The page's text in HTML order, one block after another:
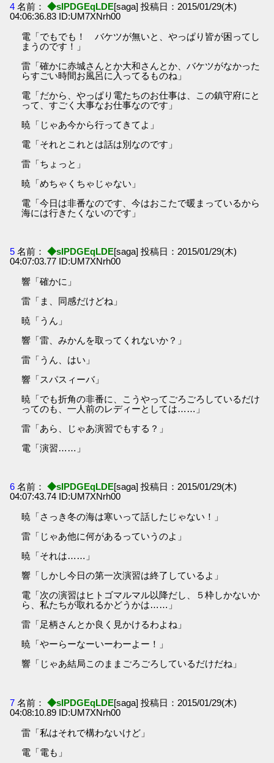
4 名前： ◆sIPDGEqLDE[saga] 投稿日：2015/01/29(木)
04:06:36.83 ID:UM7XNrh00
電「でもでも！ バケツが無いと、やっぱり皆が困ってし
まうのです！」
雷「確かに赤城さんとか大和さんとか、バケツがなかった
らすごい時間お風呂に入ってるものね」
電「だから、やっぱり電たちのお仕事は、この鎮守府にと
って、すごく大事なお仕事なのです」
暁「じゃあ今から行ってきてよ」
電「それとこれとは話は別なのです」
雷「ちょっと」
暁「めちゃくちゃじゃない」
電「今日は非番なのです、今はおこたで暖まっているから
海には行きたくないのです」
5 名前： ◆sIPDGEqLDE[saga] 投稿日：2015/01/29(木)
04:07:03.77 ID:UM7XNrh00
響「確かに」
雷「ま、同感だけどね」
暁「うん」
響「雷、みかんを取ってくれないか？」
雷「うん、はい」
響「スパスィーバ」
暁「でも折角の非番に、こうやってごろごろしているだけ
ってのも、一人前のレディーとしては……」
雷「あら、じゃあ演習でもする？」
電「演習……」
6 名前： ◆sIPDGEqLDE[saga] 投稿日：2015/01/29(木)
04:07:43.74 ID:UM7XNrh00
暁「さっき冬の海は寒いって話したじゃない！」
雷「じゃあ他に何があるっていうのよ」
暁「それは……」
響「しかし今日の第一次演習は終了しているよ」
電「次の演習はヒトゴマルマル以降だし、５枠しかないか
ら、私たちが取れるかどうかは……」
雷「足柄さんとか良く見かけるわよね」
暁「やーらーなーいーわーよー！」
響「じゃあ結局このままごろごろしているだけだね」
7 名前： ◆sIPDGEqLDE[saga] 投稿日：2015/01/29(木)
04:08:10.89 ID:UM7XNrh00
雷「私はそれで構わないけど」
電「電も」